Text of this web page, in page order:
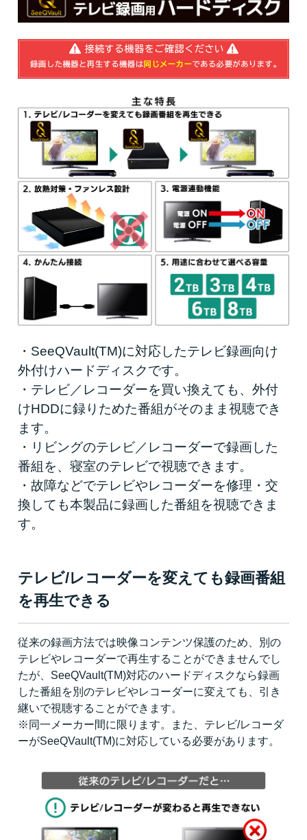
・SeeQVault(TM)に対応したテレビ録画向け
外付けハードディスクです。
・テレビ／レコーダーを買い換えても、外付
けHDDに録りためた番組がそのまま視聴でき
ます。
・リビングのテレビ／レコーダーで録画した
番組を、寝室のテレビで視聴できます。
・故障などでテレビやレコーダーを修理・交
換しても本製品に録画した番組を視聴できま
す。
テレビ/レコーダーを変えても録画番組
を再生できる
従来の録画方法では映像コンテンツ保護のため、別の
テレビやレコーダーで再生することができませんでし
たが、SeeQVault(TM)対応のハードディスクなら録画
した番組を別のテレビやレコーダーに変えても、引き
継いで視聴することができます。
※同一メーカー間に限ります。また、テレビ/レコーダ
ーがSeeQVault(TM)に対応している必要があります。